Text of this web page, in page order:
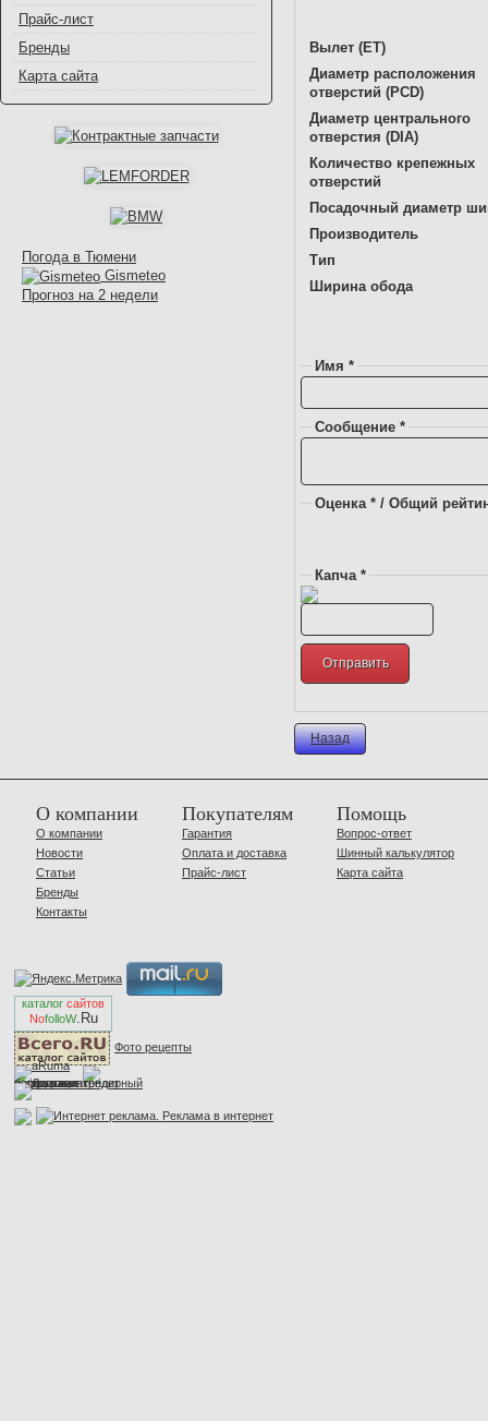
Прайс-лист
Бренды
Карта сайта
Погода в Тюмени
Gismeteo
Прогноз на 2 недели
Вылет (ET)
Диаметр расположения
отверстий (PCD)
Диаметр центрального
отверстия (DIA)
Количество крепежных
отверстий
Посадочный диаметр
Производитель
Тип
Ширина обода
Имя *
Сообщение *
Оценка * / Общий
Капча *
Назад
О компании
О компании
Новости
Статьи
Бренды
Контакты
Покупателям
Гарантия
Оплата и доставка
Прайс-лист
Помощь
Вопрос-ответ
Шинный калькулятор
Карта сайта
каталог сайтов
NofolloW.Ru
Фото рецепты